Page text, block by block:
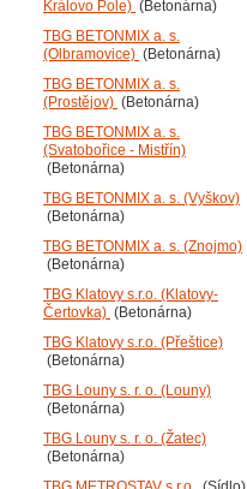
Královo Pole) (Betonárna)
TBG BETONMIX a. s.
(Olbramovice) (Betonárna)
TBG BETONMIX a. s.
(Prostějov) (Betonárna)
TBG BETONMIX a. s.
(Svatobořice - Mistřín)
(Betonárna)
TBG BETONMIX a. s. (Vyškov)
(Betonárna)
TBG BETONMIX a. s. (Znojmo)
(Betonárna)
TBG Klatovy s.r.o. (Klatovy-
Čertovka) (Betonárna)
TBG Klatovy s.r.o. (Přeštice)
(Betonárna)
TBG Louny s. r. o. (Louny)
(Betonárna)
TBG Louny s. r. o. (Žatec)
(Betonárna)